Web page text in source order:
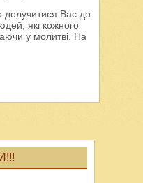
Вас до
які кожного
у молитві. На